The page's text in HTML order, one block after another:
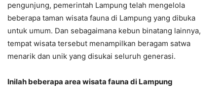
pengunjung, pemerintah Lampung telah mengelola
beberapa taman wisata fauna di Lampung yang dibuka
untuk umum. Dan sebagaimana kebun binatang lainnya,
tempat wisata tersebut menampilkan beragam satwa
menarik dan unik yang disukai seluruh generasi.
Inilah beberapa area wisata fauna di Lampung